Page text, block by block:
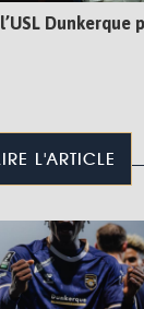
Dunkerque
L'ARTICLE